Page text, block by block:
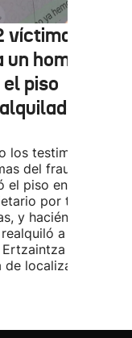
un hombre
piso
en
los testimonios de
del fraude. El
el piso en Airbnb a
por tres días.
y haciéndose
a una
investiga
localizar al